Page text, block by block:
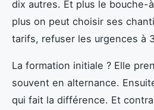
dix autres. Et plus le bouche-
plus on peut choisir ses
tarifs, refuser les urgences à
La formation initiale ? Elle
souvent en alternance.
qui fait la différence. Et